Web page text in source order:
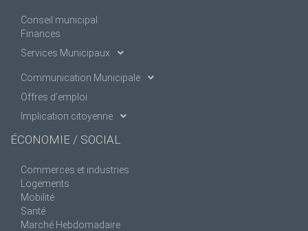
Conseil municipal
Finances
Services Municipaux
Communication Municipale
Offres d’emploi
Implication citoyenne
ÉCONOMIE / SOCIAL
Commerces et industries
Logements
Mobilité
Santé
Marché Hebdomadaire